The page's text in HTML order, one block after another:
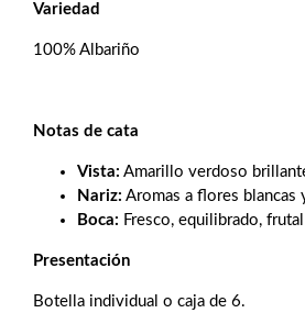
Variedad
100% Albariño
Notas de cata
Vista: Amarillo verdoso
Nariz: Aromas a flores blancas
Boca: Fresco, equilibrado,
Presentación
Botella individual o caja de 6.